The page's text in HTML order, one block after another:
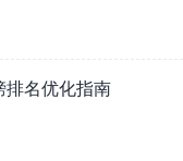
排名优化指南